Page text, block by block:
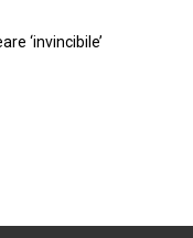
‘invincibile’